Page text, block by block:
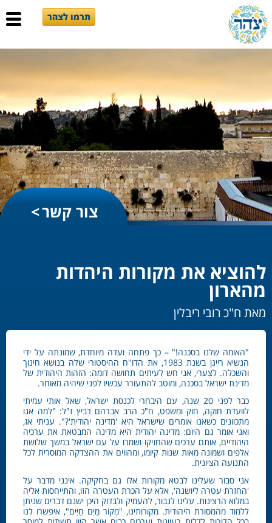
תרמו לצהר
צור קשר
להוציא את מקורות היהדות
מהארון
מאת ח"כ רובי ריבלין
"האומה שלנו בסכנה!" – כך פתחה ועדה מיוחדת, שמונתה על ידי
הנשיא רייגן בשנת 1983, את הדו"ח ההיסטורי שלה בנושא חינוך
והשכלה. לצערי, אני חש לעיתים תחושה דומה: הזהות היהודית של
מדינת ישראל בסכנה, ומוטב להתעורר עכשיו לפני שיהיה מאוחר.
כבר לפני 20 שנה, עם היבחרי לכנסת ישראל, שאל אותי עמיתי
לוועדת חוקה, חוק ומשפט, ח"כ הרב אברהם רביץ ז"ל: "לְמה אנו
מתכוונים כשאנו אומרים שישראל היא 'מדינה יהודית'?". עניתי אז,
ואני אומר גם היום: מדינה יהודית היא מדינה המבטאת את ערכיה
היהודיים, אותם ערכים שהחזיקו ושמרו על עם ישראל במשך שלושת
אלפים ושמונה מאות שנות קיומו, ומהווים את ההצדקה המוסרית לכל
התנועה הציונית.
אני סבור שעלינו לבטא מקורות אלו גם בחקיקה. אינני מדבר על
'החזרת עטרה ליושנה', אלא על הכרת העטרה הזו, והתייחסות אליה
במלוא הרצינות. עלינו לנבור, להעמיק ולבדוק היכן ישנם דברים שניתן
ללמוד מהמסורת היהודית. מקורותינו, "מְקוֹר מַיִם חַיִּים", איפשרו לנו